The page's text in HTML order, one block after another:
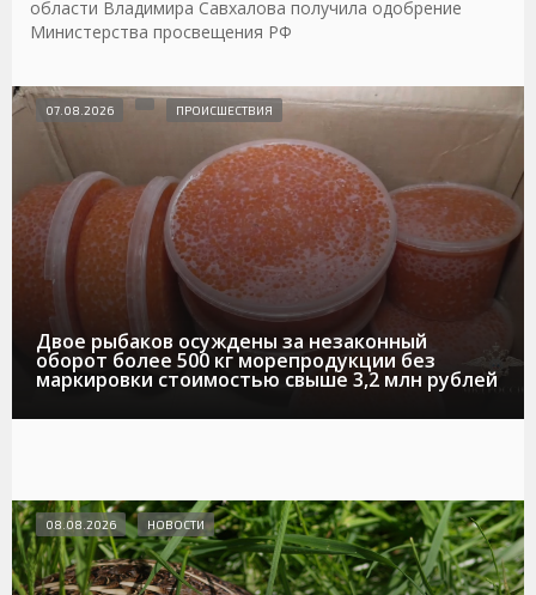
области Владимира Савхалова получила одобрение
Министерства просвещения РФ
Двое рыбаков осуждены за незаконный
оборот более 500 кг морепродукции без
маркировки стоимостью свыше 3,2 млн рублей
07.08.2026 ПРОИСШЕСТВИЯ
08.08.2026 НОВОСТИ